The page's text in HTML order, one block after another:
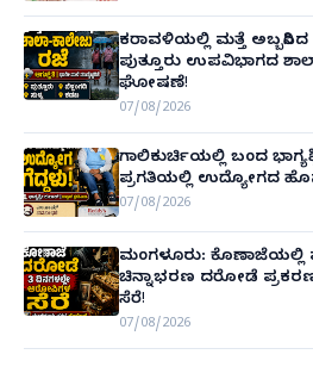
ಕರಾವಳಿಯಲ್ಲಿ ಮತ್ತೆ
ಪುತ್ತೂರು ಉಪವಿಭಾಗದ
ಘೋಷಣೆ!
07/08/2026
ಗಾಲಿಕುರ್ಚಿಯಲ್ಲಿ ಬಂದ
ಪ್ರಗತಿಯಲ್ಲಿ ಉದ್ಯೋಗದ ಹೊಸ
07/08/2026
ಮಂಗಳೂರು: ಕೊಣಾಜೆಯಲ್ಲಿ
ಚಿನ್ನಾಭರಣ ದರೋಡೆ
ಸೆರೆ!
07/08/2026